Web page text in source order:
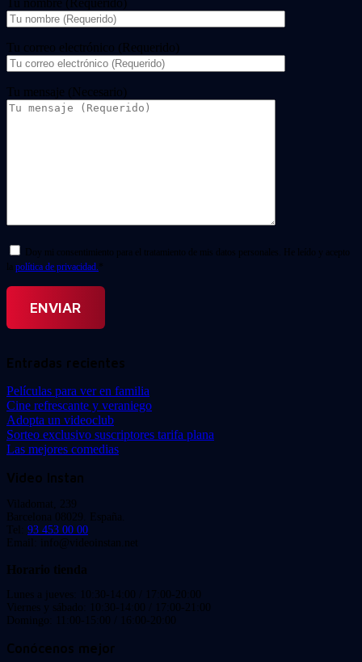
Tu nombre (Requerido)
Tu correo electrónico (Requerido)
Tu mensaje (Necesario)
Doy mi consentimiento para el tratamiento de mis datos personales. He leído y acepto
la política de privacidad. *
Entradas recientes
Películas para ver en familia
Cine refrescante y veraniego
Adopta un videoclub
Sorteo exclusivo suscriptores tarifa plana
Las mejores comedias
Video Instan
Viladomat, 239
Barcelona 08029. España.
Tel: 93 453 00 00
Email: info@videoinstan.net
Horario tienda
Lunes a jueves: 10:30-14:00 / 17:00-20:00
Viernes y sábado: 10:30-14:00 / 17:00-21:00
Domingo: 11:00-15:00 / 16:00-20:00
Conócenos mejor